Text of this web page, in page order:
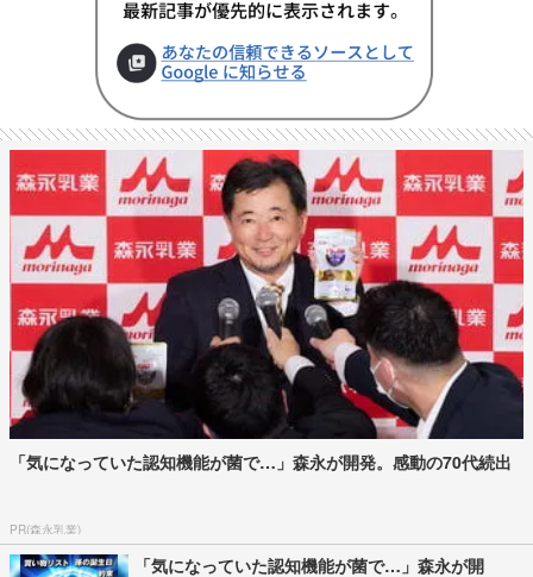
「気になっていた認知機能が菌で…」森永が開発。感動の70代続出
PR(森永乳業)
「気になっていた認知機能が菌で…」森永が開